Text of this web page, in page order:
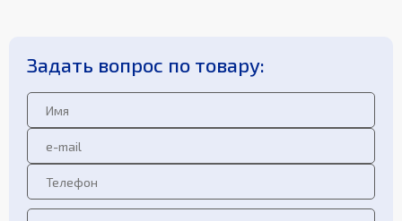
Задать вопрос по товару: